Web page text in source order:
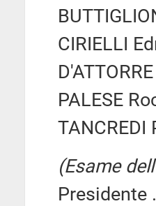
CIRIELLI
PALESE
TANCREDI
(Esame
Presidente